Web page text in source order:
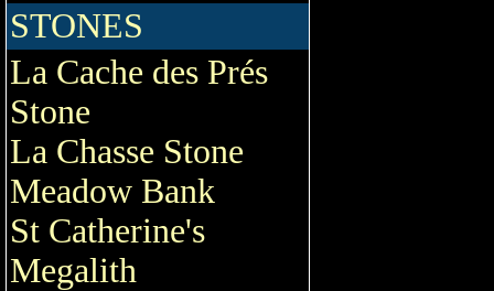
STONES
La Cache des Prés
Stone
La Chasse Stone
Meadow Bank
St Catherine's
Megalith